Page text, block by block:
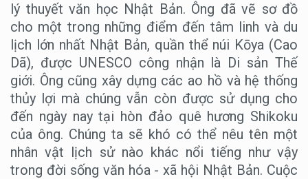
lý thuyết văn học Nhật Bản. Ông đã vẽ sơ đồ
cho một trong những điểm đến tâm linh và du
lịch lớn nhất Nhật Bản, quần thể núi Kōya (Cao
Dã), được UNESCO công nhận là Di sản Thế
giới. Ông cũng xây dựng các ao hồ và hệ thống
thủy lợi mà chúng vẫn còn được sử dụng cho
đến ngày nay tại hòn đảo quê hương Shikoku
của ông. Chúng ta sẽ khó có thể nêu tên một
nhân vật lịch sử nào khác nổi tiếng như vậy
trong đời sống văn hóa - xã hội Nhật Bản. Cuộc